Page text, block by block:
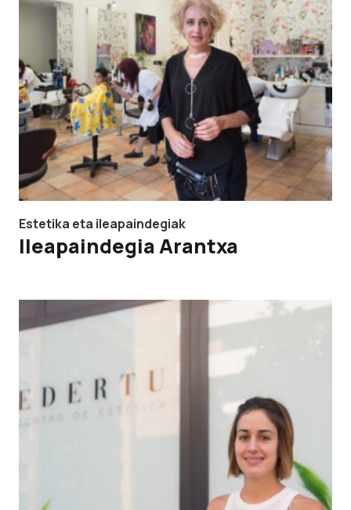
Estetika eta ileapaindegiak
Ileapaindegia Arantxa